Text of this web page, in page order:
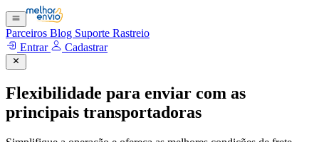
Parceiros Blog Suporte Rastreio
Entrar
Cadastrar
Flexibilidade para enviar com as
principais transportadoras